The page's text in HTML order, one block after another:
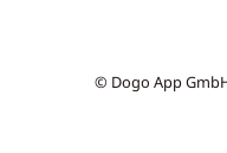
© Dogo App